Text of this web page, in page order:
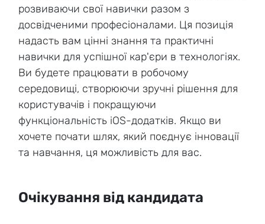
розвиваючи свої навички разом з
досвідченими професіоналами. Ця позиція
надасть вам цінні знання та практичні
навички для успішної кар'єри в технологіях.
Ви будете працювати в робочому
середовищі, створюючи зручні рішення для
користувачів і покращуючи
функціональність iOS-додатків. Якщо ви
хочете почати шлях, який поєднує інновації
та навчання, ця можливість для вас.
Очікування від кандидата